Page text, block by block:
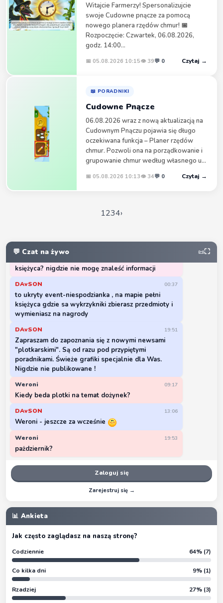
Witajcie Farmerzy! Spersonalizujcie
swoje Cudowne pnącze za pomocą
nowego planera rzędów chmur! 📅
Rozpoczęcie: Czwartek, 06.08.2026,
godz. 14:00...
📅 05.08.2026 10:15👁 39💬 0 Czytaj →
📖 PORADNIKI
Cudowne Pnącze
06.08.2026 wraz z nową aktualizacją na
Cudownym Pnączu pojawia się długo
oczekiwana funkcja – Planer rzędów
chmur. Pozwoli ona na porządkowanie i
grupowanie chmur według własnego u...
📅 05.08.2026 10:13👁 34💬 0 Czytaj →
1234›
💬 Czat na żywo 📜⛶
Weroni 15:11
Nie ma palny najsmutniejszej w baha za 2770sg
wartosc z stodoły
najsmutniejsza palma. Postaram się dodać.
Weroni
Moze byc dodal jakis kalkulator zeby sobie policzyc
ile ma sie rzeczy na dożynki?
DAvSON 20:38
Myślę , że to mało realne bo musiałby taki program
ingerować w pliki gry. Nie będziemy na posuwać się
2002agnieszka
księżyca? nigdzie nie mogę znaleść informacji
DAvSON 00:37
to ukryty event-niespodzianka , na mapie pełni
księżyca gdzie sa wykrzykniki zbierasz przedmioty i
wymieniasz na nagrody
DAvSON 19:51
Zapraszam do zapoznania się z nowymi newsami
"plotkarskimi". Są od razu pod przypiętymi
poradnikami. Świeże grafiki specjalnie dla Was.
Nigdzie nie publikowane !
Weroni 09:17
Kiedy beda plotki na temat dożynek?
DAvSON 13:06
Weroni - jeszcze za wcześnie
Weroni 19:53
pażdziernik?
Zaloguj się
Zarejestruj się →
📊 Ankieta
Jak często zaglądasz na naszą stronę?
Codziennie 64% (7)
Co kilka dni 9% (1)
Rzadziej 27% (3)